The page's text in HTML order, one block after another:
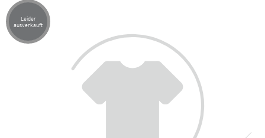
Artikel leider ausverkauft
Leider
ausverkauft